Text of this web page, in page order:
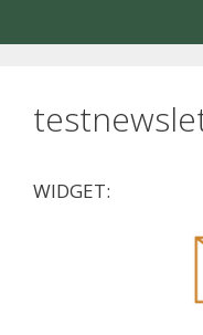
WIDGET: